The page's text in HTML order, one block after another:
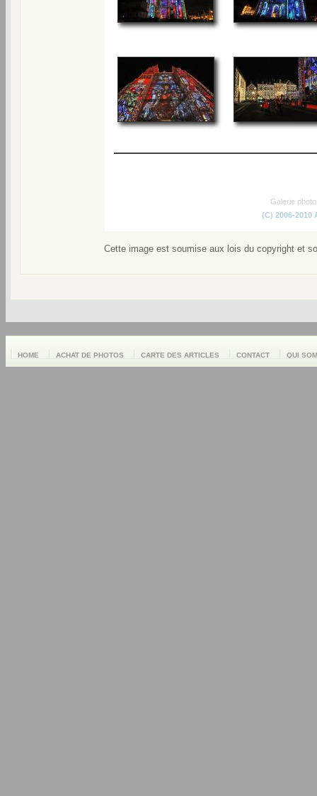
Galerie
(C) 2006-2010
Cette image est soumise aux lois du copyright et
HOME ACHAT DE PHOTOS CARTE DES ARTICLES CONTACT QUI